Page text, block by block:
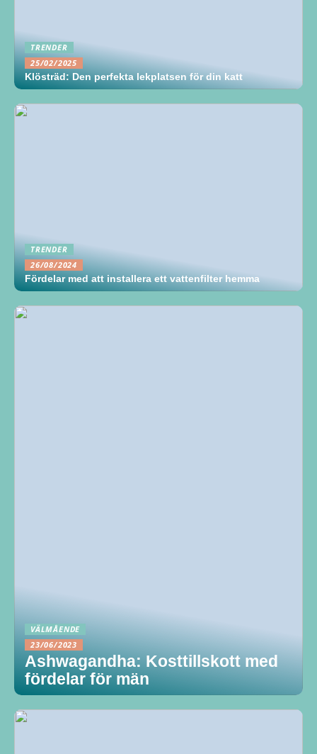
TRENDER
25/02/2025
Klösträd: Den perfekta lekplatsen för din katt
TRENDER
26/08/2024
Fördelar med att installera ett vattenfilter hemma
VÄLMÅENDE
23/06/2023
Ashwagandha: Kosttillskott med
fördelar för män